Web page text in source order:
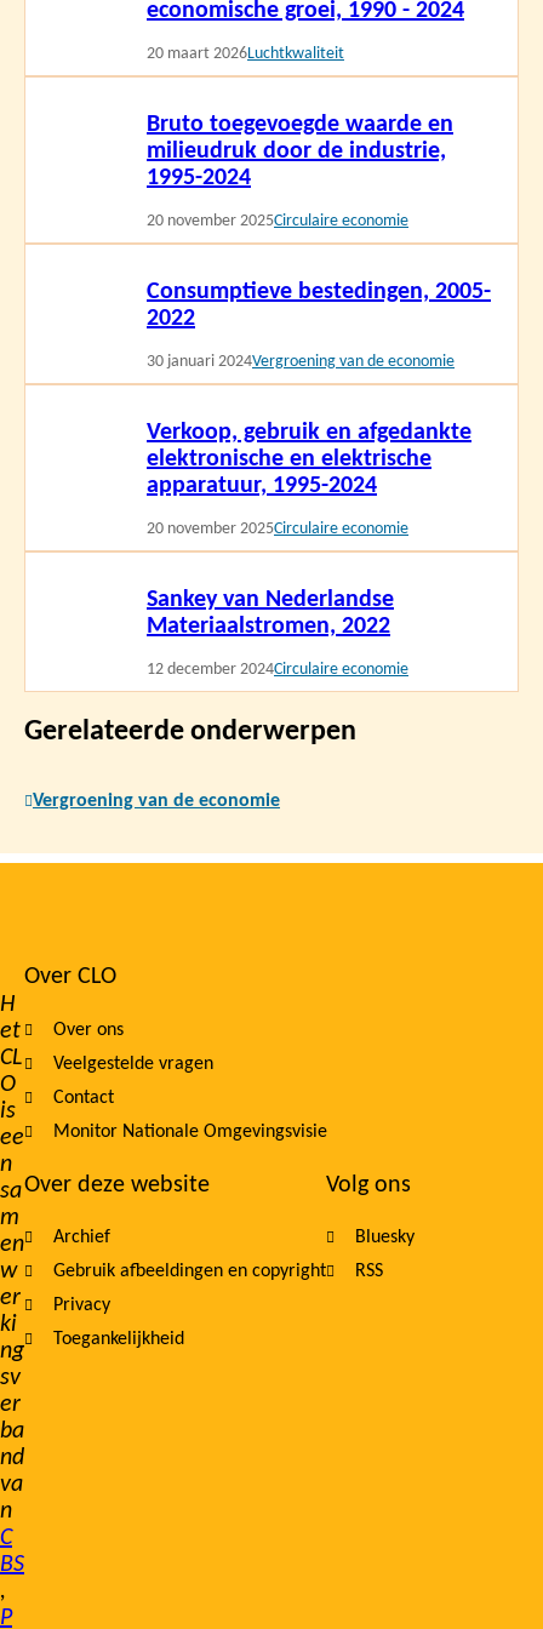
economische groei, 1990 - 2024
20 maart 2026Luchtkwaliteit
Bruto toegevoegde waarde en
milieudruk door de industrie,
1995-2024
20 november 2025Circulaire economie
Consumptieve bestedingen, 2005-
2022
30 januari 2024Vergroening van de economie
Verkoop, gebruik en afgedankte
elektronische en elektrische
apparatuur, 1995-2024
20 november 2025Circulaire economie
Sankey van Nederlandse
Materiaalstromen, 2022
12 december 2024Circulaire economie
Gerelateerde onderwerpen
Vergroening van de economie
H
et
CL
O
is
ee
n
sa
m
en
w
er
ki
ng
sv
er
ba
nd
va
n
C
BS
,
P
Footer
navigation
Over CLO
Over ons
Veelgestelde vragen
Contact
Monitor Nationale Omgevingsvisie
Over deze website
Archief
Gebruik afbeeldingen en copyright
Privacy
Toegankelijkheid
Volg ons
Bluesky
RSS